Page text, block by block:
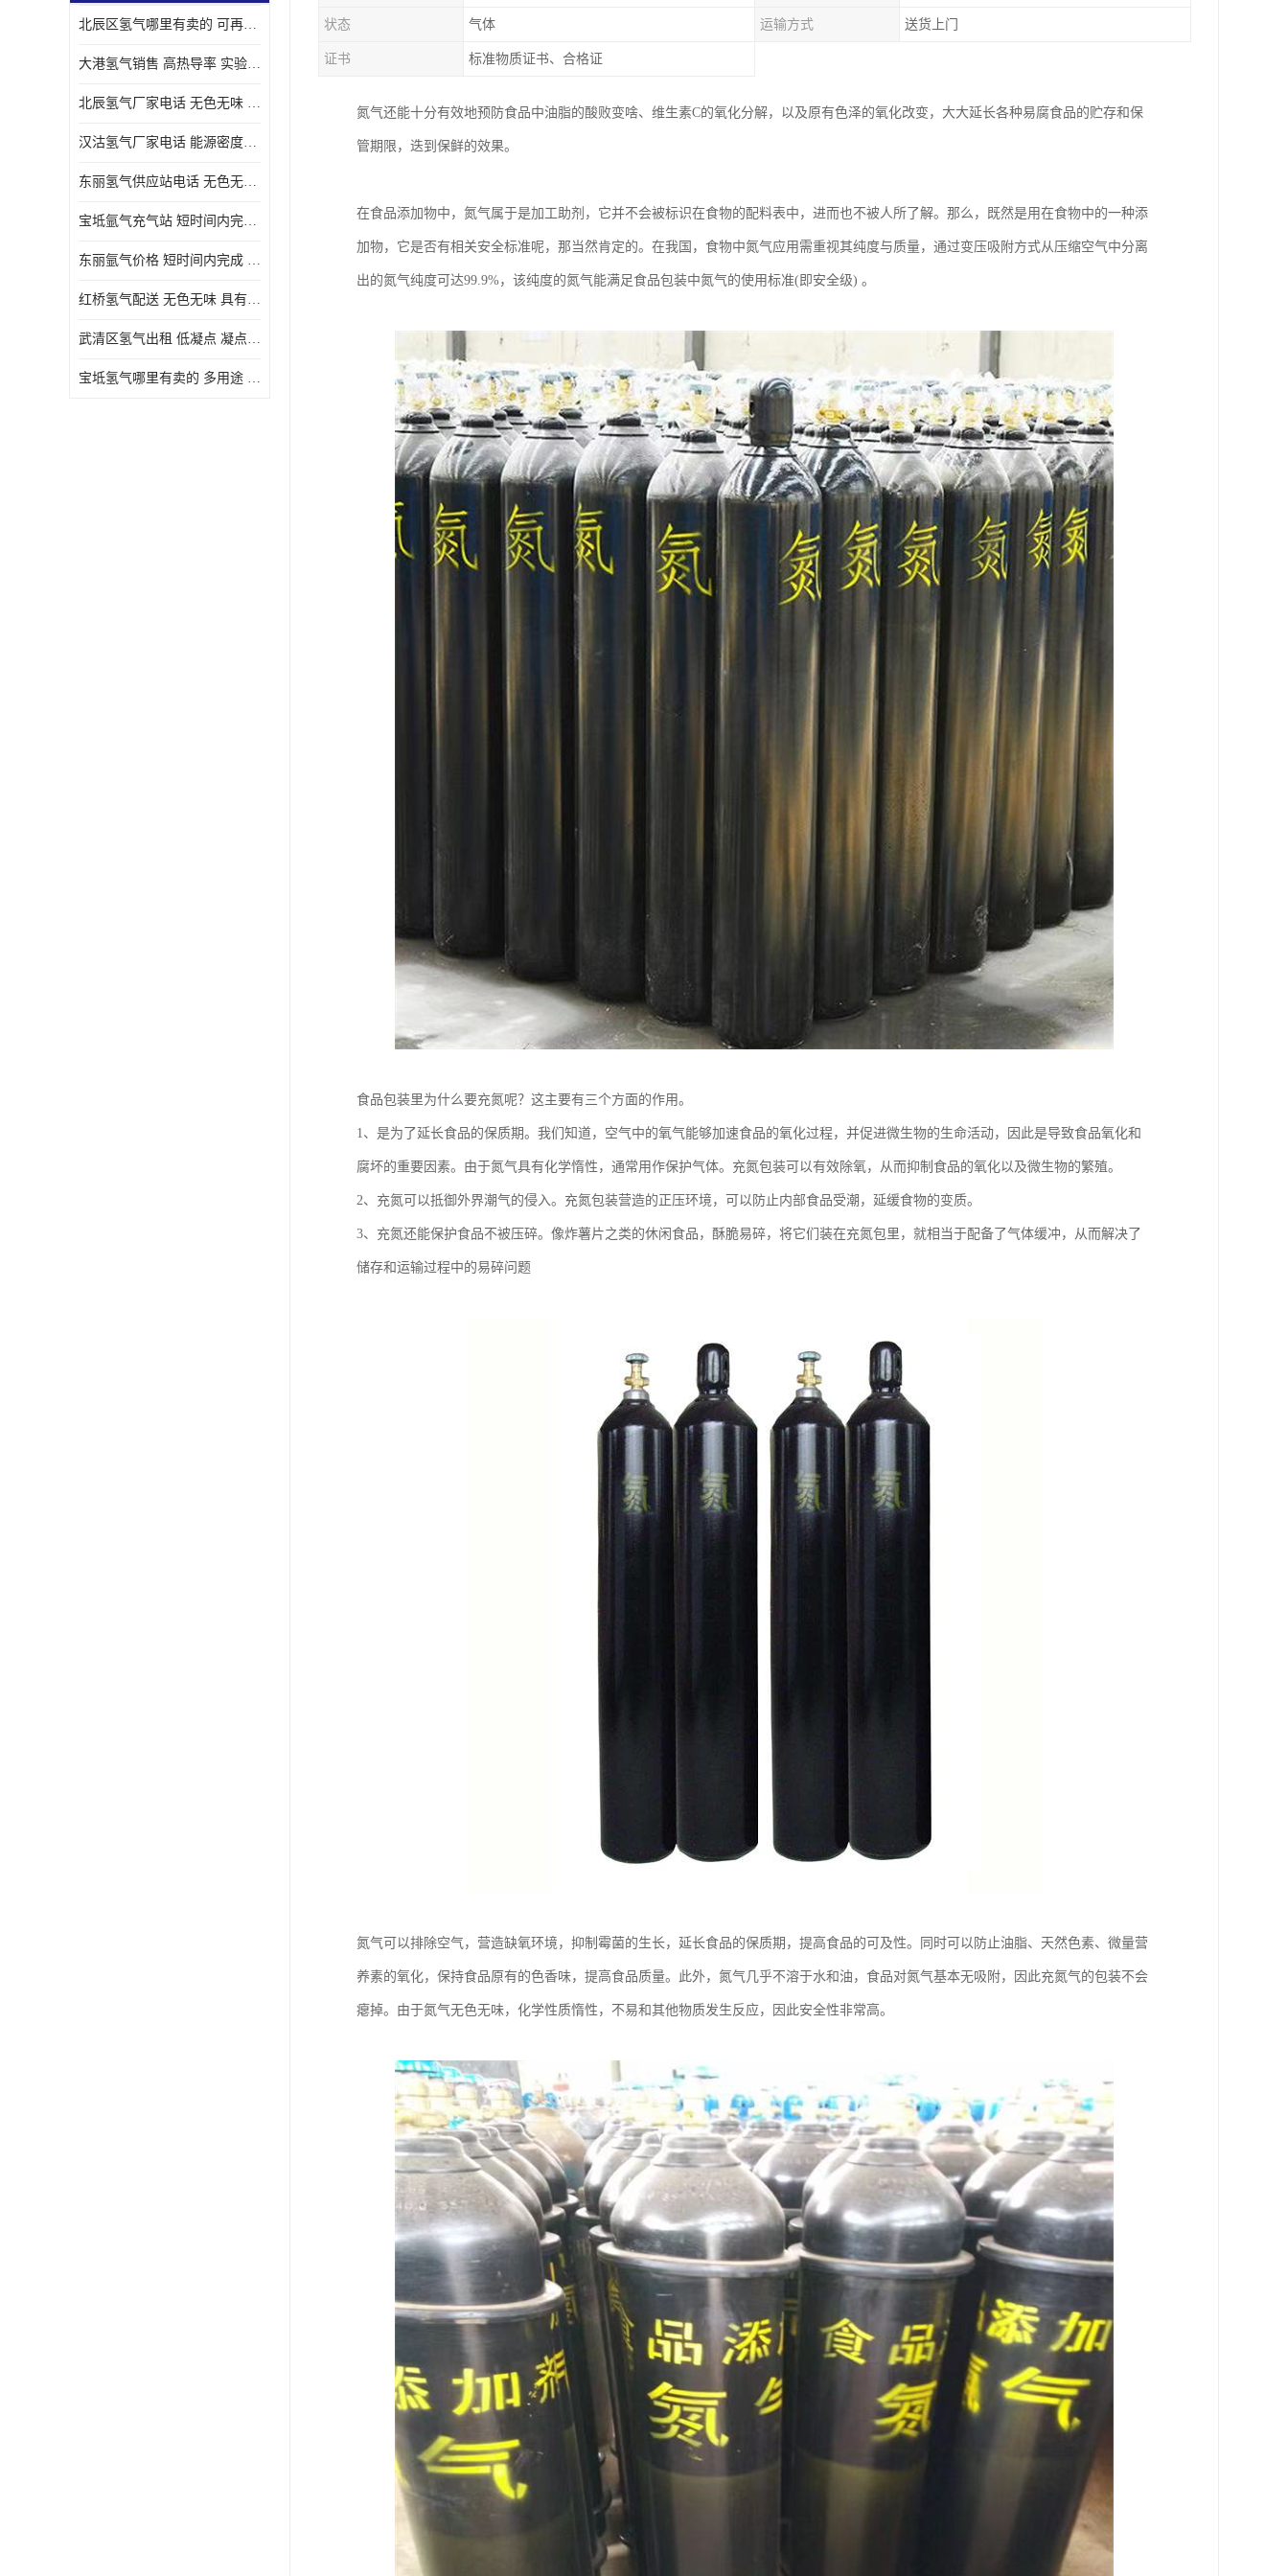
北辰区氢气哪里有卖的 可再生 实验室应用
大港氢气销售 高热导率 实验室应用
北辰氢气厂家电话 无色无味 凝点为-259
汉沽氢气厂家电话 能源密度高 储存和传输便利
东丽氢气供应站电话 无色无味 储存和传输便利
宝坻氩气充气站 短时间内完成 人员经过培训
东丽氩气价格 短时间内完成 物流管理优良
红桥氢气配送 无色无味 具有较低的密度
武清区氢气出租 低凝点 凝点为-259
宝坻氢气哪里有卖的 多用途 可以在空气中上升
状态 气体 运输方式 送货上门
证书 标准物质证书、合格证
氮气还能十分有效地预防食品中油脂的酸败变啥、维生素C的氧化分解，以及原有色泽的氧化改变，大大延长各种易腐食品的贮存和保
管期限，迭到保鲜的效果。
在食品添加物中，氮气属于是加工助剂，它并不会被标识在食物的配料表中，进而也不被人所了解。那么，既然是用在食物中的一种添
加物，它是否有相关安全标准呢，那当然肯定的。在我国，食物中氮气应用需重视其纯度与质量，通过变压吸附方式从压缩空气中分离
出的氮气纯度可达99.9%，该纯度的氮气能满足食品包装中氮气的使用标准(即安全级) 。
食品包装里为什么要充氮呢？这主要有三个方面的作用。
1、是为了延长食品的保质期。我们知道，空气中的氧气能够加速食品的氧化过程，并促进微生物的生命活动，因此是导致食品氧化和
腐坏的重要因素。由于氮气具有化学惰性，通常用作保护气体。充氮包装可以有效除氧，从而抑制食品的氧化以及微生物的繁殖。
2、充氮可以抵御外界潮气的侵入。充氮包装营造的正压环境，可以防止内部食品受潮，延缓食物的变质。
3、充氮还能保护食品不被压碎。像炸薯片之类的休闲食品，酥脆易碎，将它们装在充氮包里，就相当于配备了气体缓冲，从而解决了
储存和运输过程中的易碎问题
氮气可以排除空气，营造缺氧环境，抑制霉菌的生长，延长食品的保质期，提高食品的可及性。同时可以防止油脂、天然色素、微量营
养素的氧化，保持食品原有的色香味，提高食品质量。此外，氮气几乎不溶于水和油，食品对氮气基本无吸附，因此充氮气的包装不会
瘪掉。由于氮气无色无味，化学性质惰性，不易和其他物质发生反应，因此安全性非常高。